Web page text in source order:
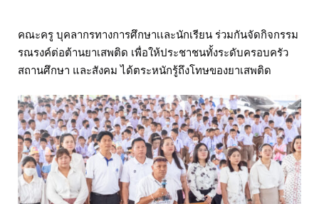
คณะครู บุคลากรทางการศึกษาเเละนักเรียน ร่วมกันจัดกิจกรรม
รณรงค์ต่อต้านยาเสพติด เพื่อให้ประชาชนทั้งระดับครอบครัว
สถานศึกษา และสังคม ได้ตระหนักรู้ถึงโทษของยาเสพติด